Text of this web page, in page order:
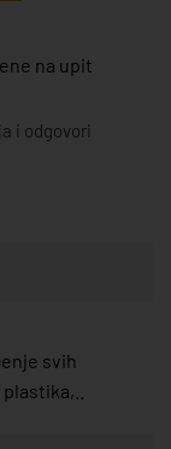
na upit
i odgovori
svih